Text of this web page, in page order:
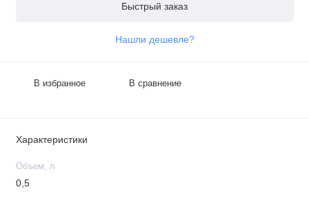
Быстрый заказ
Нашли дешевле?
В избранное В сравнение
Характеристики
Объем, л
0,5